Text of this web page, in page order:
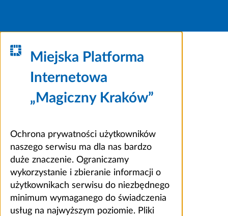
Miejska Platforma
Internetowa
„Magiczny Kraków”
Ochrona prywatności użytkowników
naszego serwisu ma dla nas bardzo
duże znaczenie. Ograniczamy
wykorzystanie i zbieranie informacji o
użytkownikach serwisu do niezbędnego
minimum wymaganego do świadczenia
usług na najwyższym poziomie. Pliki